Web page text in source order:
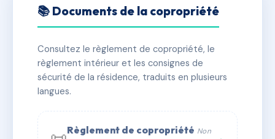
SDC TOULOUSE LAUTREC
✓ Immatriculée 🏠 176 lots 🏗 1 bâtiment(s)
📞 Contacter Syndic Digital
📚 Documents de la copropriété
Consultez le règlement de copropriété, le
règlement intérieur et les consignes de
sécurité de la résidence, traduits en plusieurs
langues.
Règlement de copropriété Non